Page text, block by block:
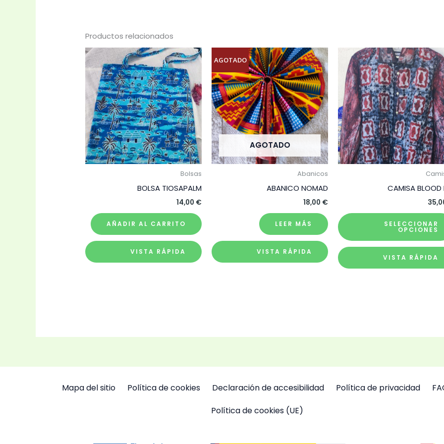
Productos relacionados
Bolsas
BOLSA TIOSAPALM
14,00 €
AÑADIR AL CARRITO
VISTA RÁPIDA
AGOTADO
AGOTADO
Abanicos
ABANICO NOMAD
18,00 €
LEER MÁS
VISTA RÁPIDA
CAMISA BLOOD
SELECCIONAR
OPCIONES
VISTA RÁPIDA
Mapa del sitio Política de cookies Declaración de accesibilidad Política de privacidad
Política de cookies (UE)